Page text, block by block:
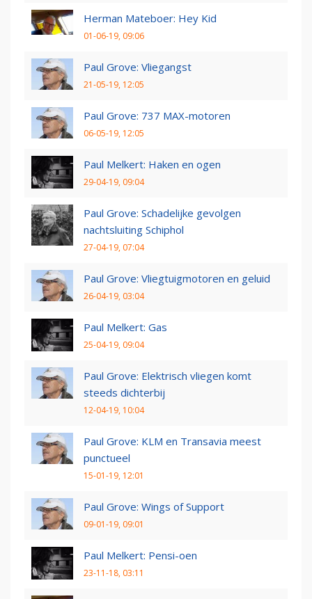
Herman Mateboer: Hey Kid
01-06-19, 09:06
Paul Grove: Vliegangst
21-05-19, 12:05
Paul Grove: 737 MAX-motoren
06-05-19, 12:05
Paul Melkert: Haken en ogen
29-04-19, 09:04
Paul Grove: Schadelijke gevolgen
nachtsluiting Schiphol
27-04-19, 07:04
Paul Grove: Vliegtuigmotoren en geluid
26-04-19, 03:04
Paul Melkert: Gas
25-04-19, 09:04
Paul Grove: Elektrisch vliegen komt
steeds dichterbij
12-04-19, 10:04
Paul Grove: KLM en Transavia meest
punctueel
15-01-19, 12:01
Paul Grove: Wings of Support
09-01-19, 09:01
Paul Melkert: Pensi-oen
23-11-18, 03:11